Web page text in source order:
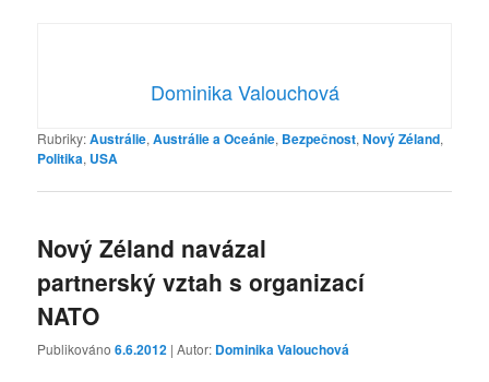
Dominika Valouchová
Rubriky:Austrálie,Austrálie a Oceánie, Bezpečnost,Nový Zéland,
Politika, USA
Nový Zéland navázal
partnerský vztah s organizací
NATO
Publikováno6.6.2012 | Autor: Dominika Valouchová